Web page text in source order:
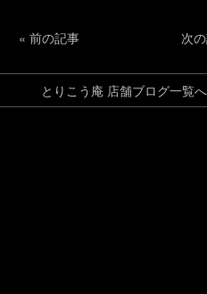
« 前の記事 次
とりこう庵 店舗ブログ一覧へ